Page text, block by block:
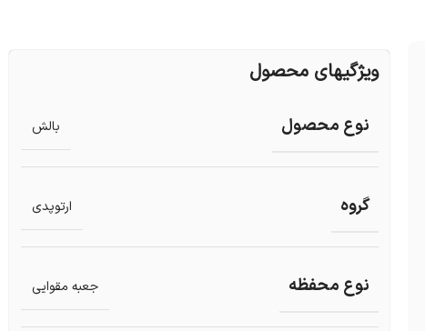
ویژگیهای محصول
نوع محصول بالش
گروه ارتوپدی
نوع محفظه جعبه مقوایی